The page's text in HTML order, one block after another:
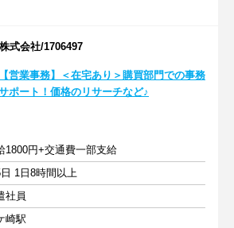
式会社/1706497
【営業事務】＜在宅あり＞購買部門での事務
ポート！価格のリサーチなど♪
1800円+交通費一部支給
1日8時間以上
社員
崎駅